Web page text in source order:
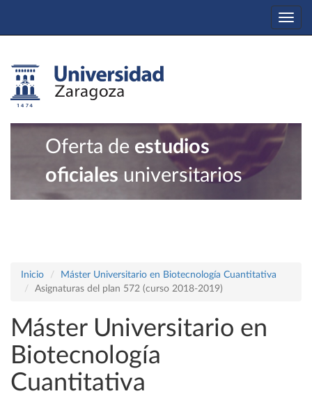
Oferta de estudios
oficiales universitarios
Inicio
Máster Universitario en Biotecnología Cuantitativa
Asignaturas del plan 572 (curso 2018-2019)
Máster Universitario en
Biotecnología
Cuantitativa